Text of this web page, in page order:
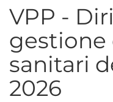
VPP -
gestione
sanitari
2026